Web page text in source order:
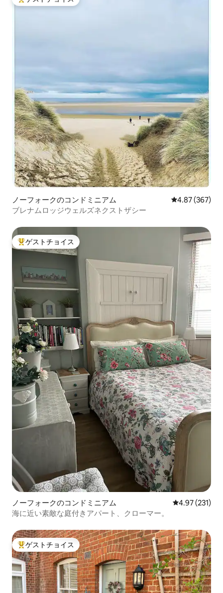
大好評のゲストチョイスです。
ノーフォークのコンドミニアム レビュー367
4.87 (367)
ブレナムロッジウェルズネクストザシー
大好評のゲストチョイスです。
ゲストチョイス
ノーフォークのコンドミニアム レビュー231
4.97 (231)
海に近い素敵な庭付きアパート、クローマー。
大好評のゲストチョイスです。
ゲストチョイス